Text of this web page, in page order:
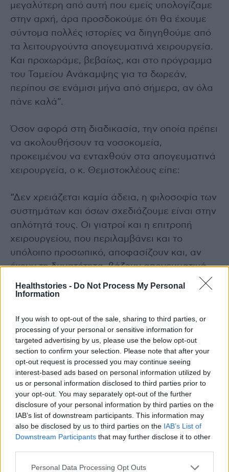
Healthstories - Do Not Process My Personal
Information
If you wish to opt-out of the sale, sharing to third parties, or
processing of your personal or sensitive information for
targeted advertising by us, please use the below opt-out
section to confirm your selection. Please note that after your
opt-out request is processed you may continue seeing
interest-based ads based on personal information utilized by
us or personal information disclosed to third parties prior to
your opt-out. You may separately opt-out of the further
disclosure of your personal information by third parties on the
IAB’s list of downstream participants. This information may
also be disclosed by us to third parties on the IAB’s List of
Downstream Participants that may further disclose it to other
Personal Data Processing Opt Outs
μεγαλύτερη από αυτή που εμείς υπολογίζαμε
στην αρχή, άρα προσδοκούμε ότι θα έχουμε
σύντομα πολλές ιστορίες να διηγηθούμε από
τα λειτουργούντα απογευματινά χειρουργεία.
Και προχωράμε, βεβαίως, και στο πρόγραμμα
του Ταμείου Ανάκαμψης για τα δωρεάν,
περίπου σε ενάμισι μήνα από σήμερα, αν όλα
πάνε καλά”.
Όσον αφορά στη διαδικασία, την οποία πρέπει
να ακολουθήσουν τα νοσοκομεία,
προκειμένου να ενταχθούν στα απογευματινά
χειρουργεία, ο κ. Θεμιστοκλέους είπε:
“Δεν χρειάζεται καμία άδεια, η φιλοσοφία των
συστημάτων και όσων σχεδιάζουμε είναι στην
απλότητά τους. Οι γιατροί και η επιτροπή
χειρουργείου, που περιλαμβάνει και το
υπόλοιπο προσωπικό, αποφασίζουν και, αν
έχουν τη δυνατότητα, βάζουν απογευματινά
χειρουργεία”.
Νέο προϊόν συνθετικής κάνναβης μετά τα
«ζελεδάκια» στην αγορά &#8211; Τι μελετά το
ΕΚΠΑ
TAGS απογευματινά χειρουργεία ασφαλιστικές εταιρείες